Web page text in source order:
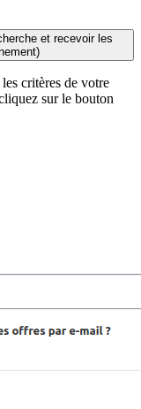
et recevoir les
critères de votre
sur le bouton